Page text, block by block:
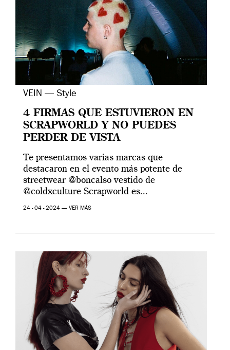
VEIN — Style
4 FIRMAS QUE ESTUVIERON EN
SCRAPWORLD Y NO PUEDES
PERDER DE VISTA
Te presentamos varias marcas que
destacaron en el evento más potente de
streetwear @boncalso vestido de
@coldxculture Scrapworld es...
24 - 04 - 2024 — VER MÁS